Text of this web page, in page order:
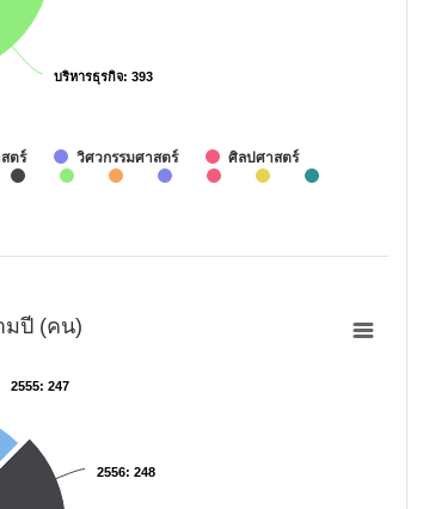
บริหารธุรกิจ: 393
บริหารธุรกิจ: 393
ตร์ วิศวกรรมศาสตร์ ศิลปศาสตร์
มปี (คน)
2555: 247
2555: 247
2556: 248
2556: 248